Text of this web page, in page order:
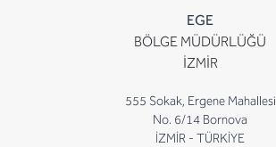
EGE
BÖLGE MÜDÜRLÜĞÜ
İZMİR
555 Sokak, Ergene Mahallesi
No. 6/14 Bornova
İZMİR - TÜRKİYE